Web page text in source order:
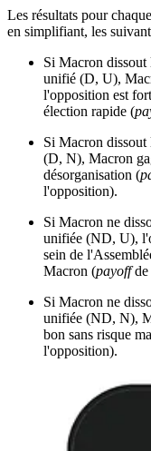
Les résultats pour
en simplifiant, les
Si Macron
unifié (D, U),
l'opposition est
élection rapide (
Si Macron dissout
(D, N), Macron
désorganisation (
l'opposition).
Si Macron ne
unifiée (ND, U),
sein de
Macron (payoffde
Si Macron ne
unifiée (ND, N),
bon sans risque
l'opposition).